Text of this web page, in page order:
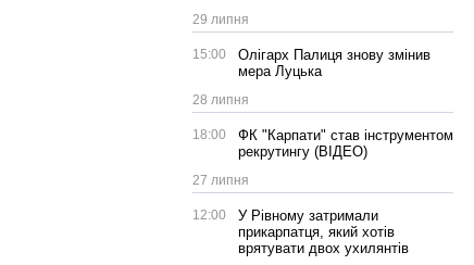
29 липня
15:00
Олігарх Палиця знову змінив
мера Луцька
28 липня
18:00
ФК "Карпати" став інструментом
рекрутингу (ВІДЕО)
27 липня
12:00
У Рівному затримали
прикарпатця, який хотів
врятувати двох ухилянтів